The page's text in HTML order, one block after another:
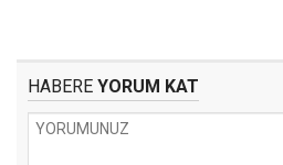
HABERE YORUM KAT